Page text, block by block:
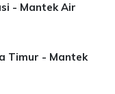
- Mantek Air
Timur - Mantek